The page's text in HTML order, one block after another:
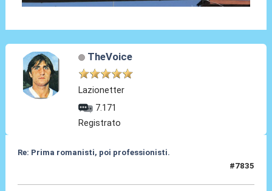
TheVoice
Lazionetter
7.171
Registrato
Re: Prima romanisti, poi professionisti.
#7835